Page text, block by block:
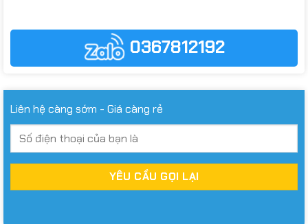
0367812192
Liên hệ càng sớm - Giá càng rẻ